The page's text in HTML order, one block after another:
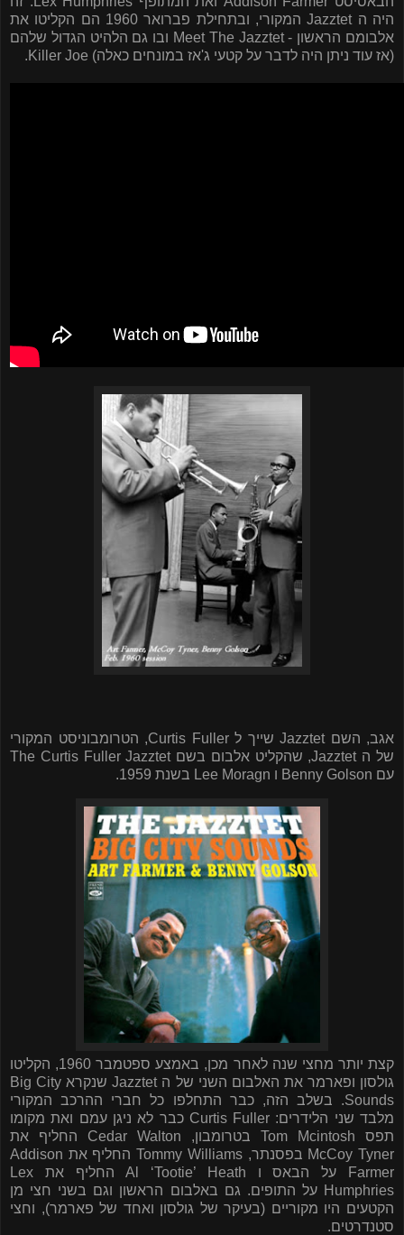
היה הJazztet
המקורי, ובתחילת פברואר 1960 הם הקליטו את
אלבומם הראשון -Meet The Jazztet ובו גם הלהיט הגדול שלהם
(אז עוד ניתן היה לדבר על קטעי ג'אז במונחים כאלה) Killer Joe
.
אגב, השםJazztet שייך לCurtis Fuller, הטרומבוניסט המקורי
של הJazztet, שהקליט אלבום בשםThe Curtis Fuller Jazztet
עם Benny Golson ו Lee Moragn בשנת 1959.
קצת יותר מחצי שנה לאחר מכן, באמצע ספטמבר 1960, הקליטו
גולסון ופארמר את האלבום השני של הJazztetשנקרא Big City
Sounds. בשלב הזה, כבר התחלפו כל חברי ההרכב המקורי
מלבד שני הלידרים: Curtis Fuller כבר לא ניגן עמם ואת מקומו
תפס Tom Mcintosh בטרומבון, Cedar Walton החליף את
McCoy Tyner בפסנתר,Tommy Williamsהחליף את Addison
Farmer
על הבאס ו Al ‘Tootie’ Heathהחליף את Lex
Humphries על התופים. גם באלבום הראשון וגם בשני חצי מן
הקטעים היו מקוריים (בעיקר של גולסון ואחד של פארמר), וחצי
סטנדרטים.